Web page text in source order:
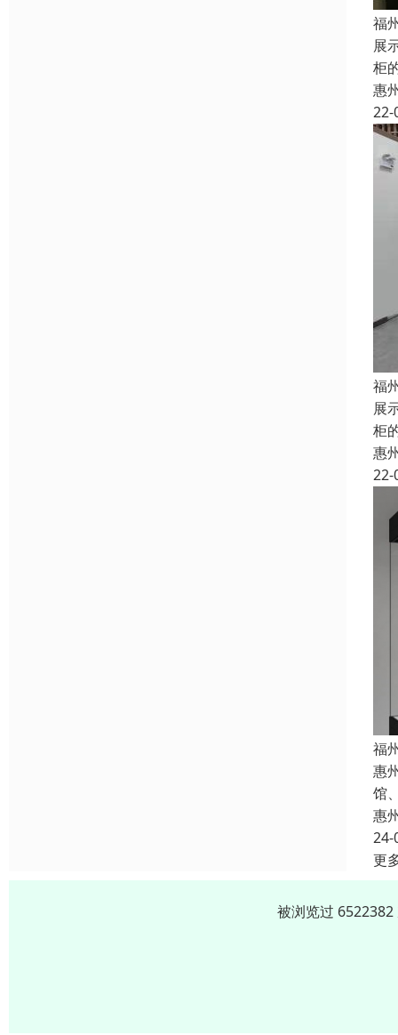
福
展
柜
惠
22-
福
展
柜
惠
22-
福
惠
馆
惠
24-
更
被浏览过